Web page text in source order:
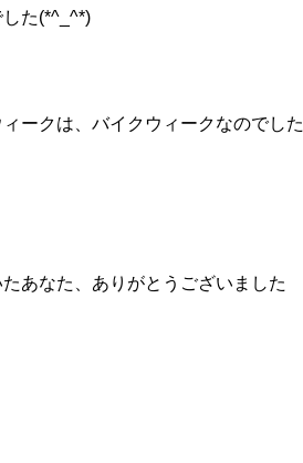
た(*^_^*)
ークは、バイクウィークなのでした
あなた、ありがとうございました